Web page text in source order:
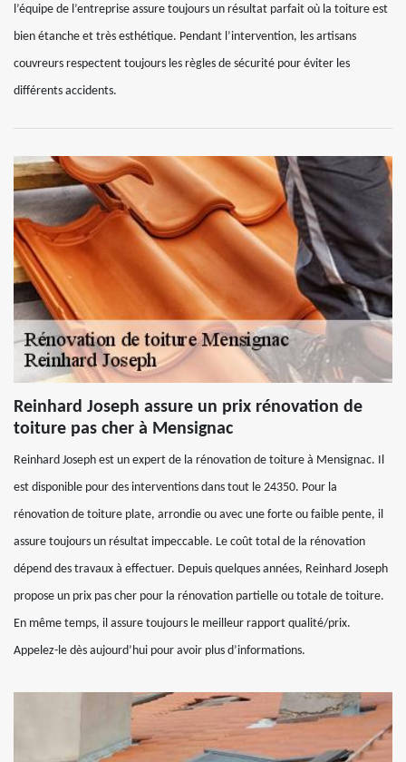
l’équipe de l’entreprise assure toujours un résultat parfait où la toiture est
bien étanche et très esthétique. Pendant l’intervention, les artisans
couvreurs respectent toujours les règles de sécurité pour éviter les
différents accidents.
Reinhard Joseph assure un prix rénovation de
toiture pas cher à Mensignac
Reinhard Joseph est un expert de la rénovation de toiture à Mensignac. Il
est disponible pour des interventions dans tout le 24350. Pour la
rénovation de toiture plate, arrondie ou avec une forte ou faible pente, il
assure toujours un résultat impeccable. Le coût total de la rénovation
dépend des travaux à effectuer. Depuis quelques années, Reinhard Joseph
propose un prix pas cher pour la rénovation partielle ou totale de toiture.
En même temps, il assure toujours le meilleur rapport qualité/prix.
Appelez-le dès aujourd’hui pour avoir plus d’informations.